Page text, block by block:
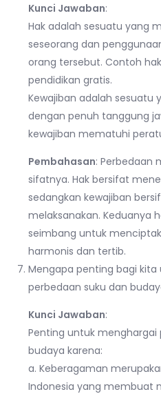
Kunci Jawaban:
Hak adalah sesuatu yang
seseorang dan
orang tersebut. Contoh
pendidikan gratis.
Kewajiban adalah sesuatu
dengan penuh tanggung
kewajiban mematuhi
Pembahasan: Perbedaan
sifatnya. Hak bersifat
sedangkan kewajiban
melaksanakan. Keduanya
seimbang untuk
harmonis dan tertib.
Mengapa penting bagi
perbedaan suku dan
Kunci Jawaban:
Penting untuk menghargai
budaya karena:
a. Keberagaman
Indonesia yang membuat